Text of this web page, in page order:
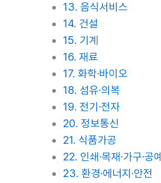
13. 음식서비스
14. 건설
15. 기계
16. 재료
17. 화학·바이오
18. 섬유·의복
19. 전기·전자
20. 정보통신
21. 식품가공
22. 인쇄·목재·가구·공예
23. 환경·에너지·안전